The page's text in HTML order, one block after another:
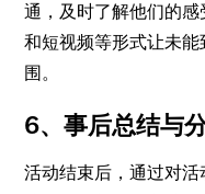
通，及时了解他们的
和短视频等形式让未
围。
6、事后总结与
活动结束后，通过对